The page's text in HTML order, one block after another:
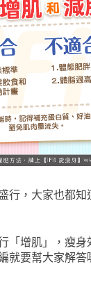
行，大家也都知
「增肌」，瘦
就要幫大家解答